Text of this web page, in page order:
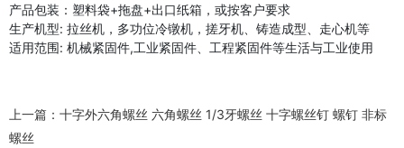
产品包装：塑料袋+拖盘+出口纸箱，或按客户要求
生产机型: 拉丝机，多功位冷镦机，搓牙机、铸造成型、走心机等
适用范围: 机械紧固件,工业紧固件、工程紧固件等生活与工业使用
上一篇： 十字外六角螺丝 六角螺丝 1/3牙螺丝 十字螺丝钉 螺钉 非标
螺丝